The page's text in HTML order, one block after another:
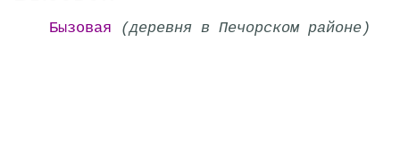
Бызовая (деревня в Печорском районе)